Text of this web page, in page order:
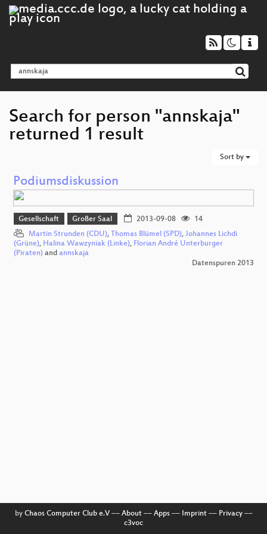
Search for person "annskaja"
returned 1 result
Sort by
Podiumsdiskussion
Gesellschaft Großer Saal 2013-09-08
14
Martin Strunden (CDU), Thomas Blümel (SPD), Johannes Lichdi
(Grüne), Halina Wawzyniak (Linke), Florian André Unterburger
(Piraten) and annskaja
Datenspuren 2013
by Chaos Computer Club e.V–– About–– Apps–– Imprint–– Privacy––
c3voc